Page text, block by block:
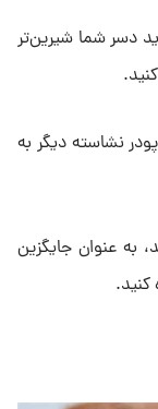
دسر شما شیرین‌تر
غذاخوری پودر نشاسته دیگر به
به عنوان جایگزین